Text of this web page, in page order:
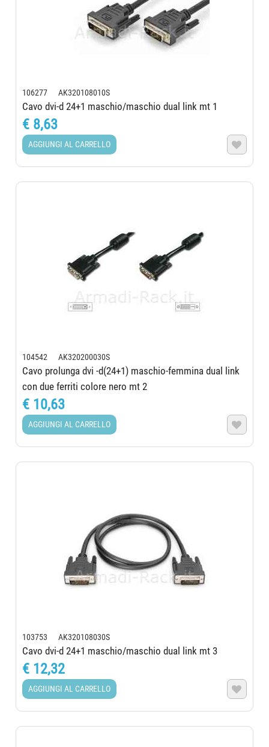
106277 AK320108010S
Cavo dvi-d 24+1 maschio/maschio dual link mt 1
€ 8,63
AGGIUNGI AL CARRELLO 
104542 AK320200030S
Cavo prolunga dvi -d(24+1) maschio-femmina dual link
con due ferriti colore nero mt 2
€ 10,63
AGGIUNGI AL CARRELLO 
103753 AK320108030S
Cavo dvi-d 24+1 maschio/maschio dual link mt 3
€ 12,32
AGGIUNGI AL CARRELLO 